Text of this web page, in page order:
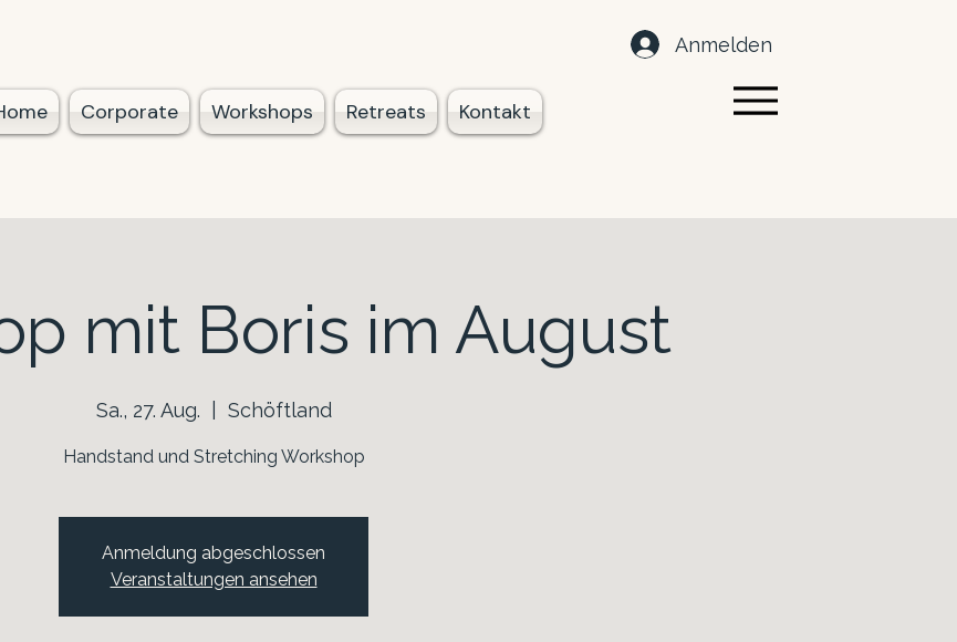
Anmelden
Corporate Workshops Retreats Kontakt
mit Boris im August
Sa., 27. Aug. Schöftland
Anmeldung abgeschlossen
Veranstaltungen ansehen